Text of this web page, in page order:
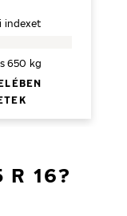
indexet
650 kg
R 16?